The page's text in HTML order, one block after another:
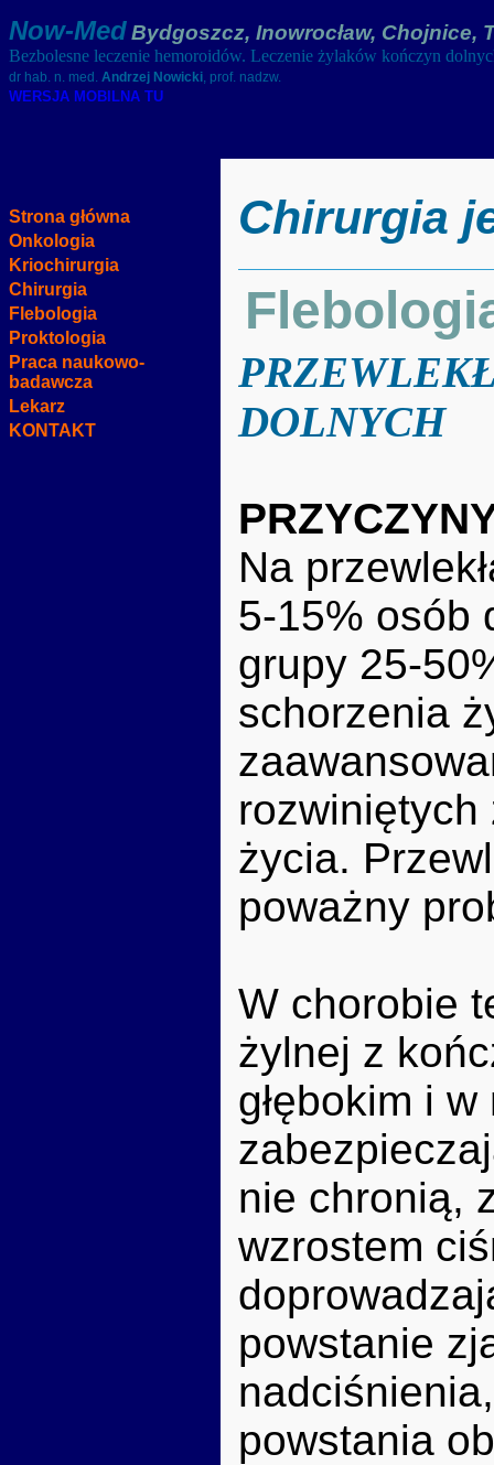
Now-MedBydgoszcz, Inowrocław, Chojnice,
Bezbolesne leczenie hemoroidów. Leczenie żylaków kończyn
dr hab. n. med. Andrzej Nowicki, prof. nadzw.
WERSJA MOBILNA TU
Strona główna
Onkologia
Kriochirurgia
Chirurgia
Flebologia
Proktologia
Praca naukowo-
badawcza
Lekarz
KONTAKT
Chirurgia
DOLNYCH
Na
5-15% osób
grupy 25-
schorzenia
życia.
poważny
W chorobie
żylnej z
głębokim i
nie chronią,
wzrostem
powstanie
powstania